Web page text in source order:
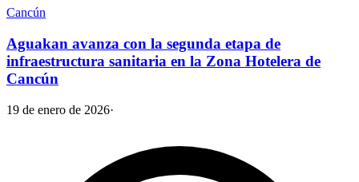
Cancún
Aguakan avanza con la segunda etapa de
infraestructura sanitaria en la Zona Hotelera de
Cancún
19 de enero de 2026·